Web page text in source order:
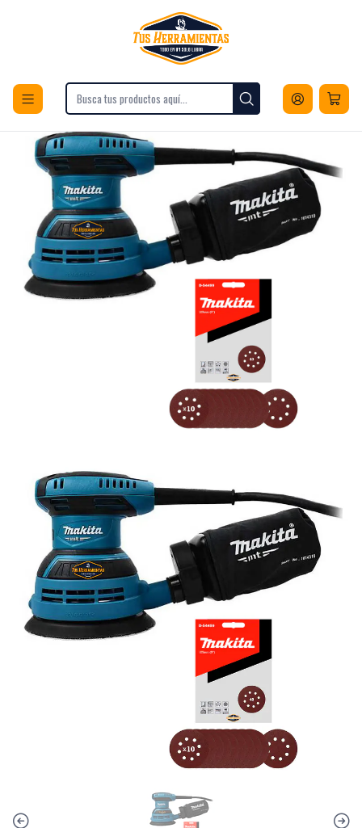
Envios a todo Chile
Herramientas Eléctricas
Lijadora Roto Orbital 125mm Makita M9204b + 10 Lijas G-40